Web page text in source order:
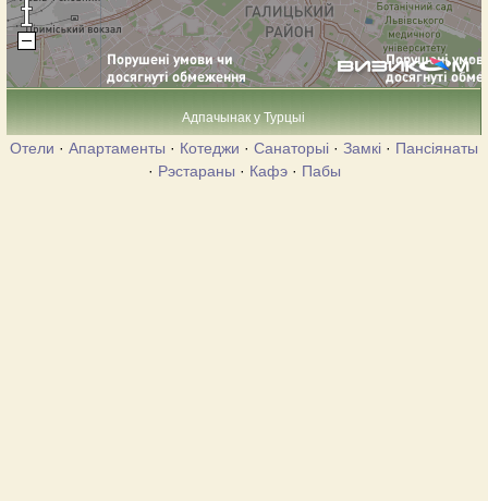
Адпачынак у Турцыі
Отели · Апартаменты · Котеджи · Санаторыі · Замкі · Пансіянаты
· Рэстараны · Кафэ· Пабы